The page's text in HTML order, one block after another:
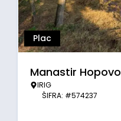
Plac
Manastir Hopovo
IRIG
ŠIFRA: #574237